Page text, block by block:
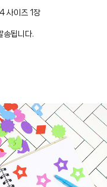
사이즈 1장
송됩니다.